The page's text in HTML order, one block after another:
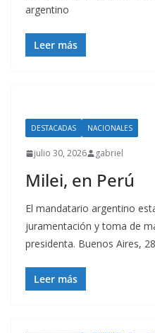
argentino
Leer más
DESTACADAS NACIONALES
julio 30, 2026 gabriel
Milei, en Perú
El mandatario argentino
juramentación y toma de
presidenta. Buenos Aires, 28
Leer más